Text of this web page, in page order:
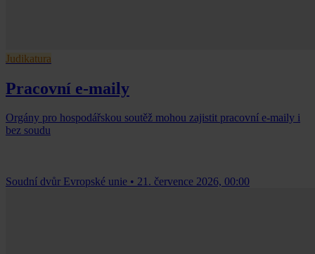
Judikatura
Pracovní e-maily
Orgány pro hospodářskou soutěž mohou zajistit pracovní e-maily i
bez soudu
Soudní dvůr Evropské unie • 21. července 2026, 00:00